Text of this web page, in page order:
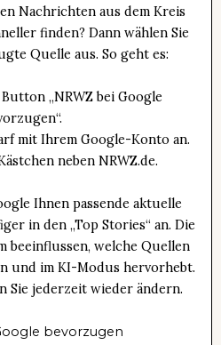
Nachrichten aus dem Kreis
finden? Dann wählen Sie
Quelle aus. So geht es:
„NRWZ bei Google
mit Ihrem Google-Konto an.
neben NRWZ.de.
Ihnen passende aktuelle
in den „Top Stories“ an. Die
beeinflussen, welche Quellen
und im KI-Modus hervorhebt.
Sie jederzeit wieder ändern.
bevorzugen